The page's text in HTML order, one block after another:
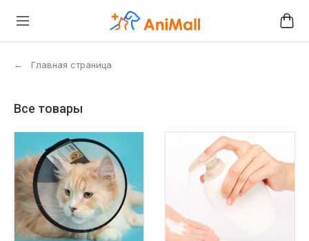
← Главная страница
Все товары